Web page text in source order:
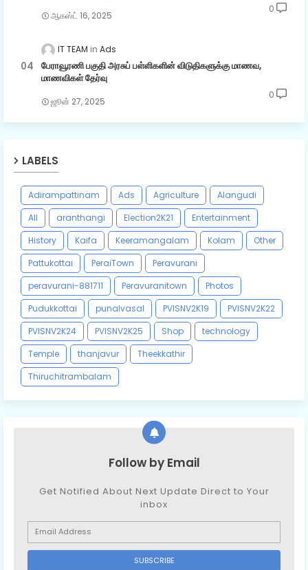
ஆகஸ்ட் 16, 2025
0
IT TEAM Ads
பேராவூரணி பகுதி அரசுப் பள்ளிகளின் விடுதிகளுக்கு மாணவ,
மாணவிகள் தேர்வு
ஜூன் 27, 2025
0
LABELS
Adirampattinam Ads Agriculture
Alangudi
All
aranthangi Election2K21
Entertainment
History
Kaifa Keeramangalam Kolam
Other
Pattukottai
PeraiTown
Peravurani
peravurani-881711
Peravuranitown
Photos
Pudukkottai
punalvasal PVISNV2K19
PVISNV2K22
PVISNV2K24
PVISNV2K25 Shop
technology
Temple
thanjavur
Theekkathir
Thiruchitrambalam
Follow by Email
Get Notified About Next Update Direct to Your
inbox